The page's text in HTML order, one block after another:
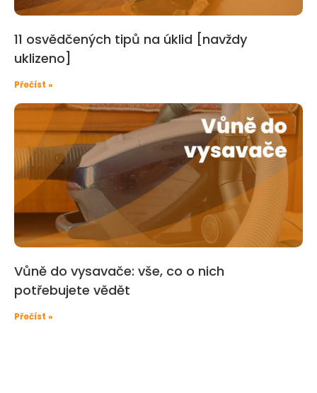
11 osvědčených tipů na úklid [navždy
uklizeno]
Přečíst »
Vůně do vysavače: vše, co o nich
potřebujete vědět
Přečíst »